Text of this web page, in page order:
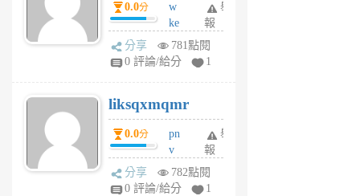
月
前
0.0分
w
ke
rv
pj
6
個
月
前
舉
報
分享
781點閱
0 評論/給分
1
liksqxmqmr
0.0分
pn
v
wt
sv
舉
報
分享
782點閱
0 評論/給分
1